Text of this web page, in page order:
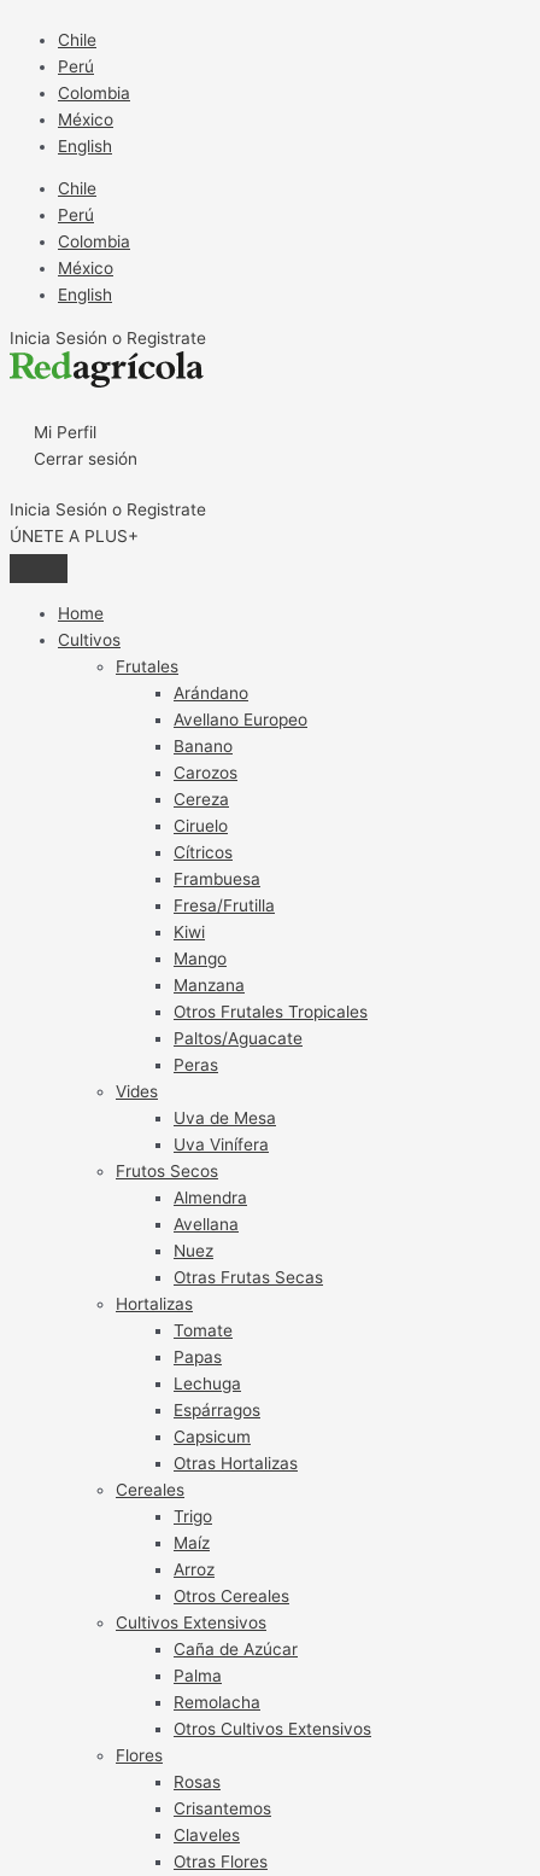
contenido
Chile
Perú
Colombia
México
English
Chile
Perú
Colombia
México
English
Inicia Sesión o Registrate
Mi Perfil
Cerrar sesión
Inicia Sesión o Registrate
ÚNETE A PLUS+
Home
Cultivos
Frutales
Arándano
Avellano Europeo
Banano
Carozos
Cereza
Ciruelo
Cítricos
Frambuesa
Fresa/Frutilla
Kiwi
Mango
Manzana
Otros Frutales Tropicales
Paltos/Aguacate
Peras
Vides
Uva de Mesa
Uva Vinífera
Frutos Secos
Almendra
Avellana
Nuez
Otras Frutas Secas
Hortalizas
Tomate
Papas
Lechuga
Espárragos
Capsicum
Otras Hortalizas
Cereales
Trigo
Maíz
Arroz
Otros Cereales
Cultivos Extensivos
Caña de Azúcar
Palma
Remolacha
Otros Cultivos Extensivos
Flores
Rosas
Crisantemos
Claveles
Otras Flores